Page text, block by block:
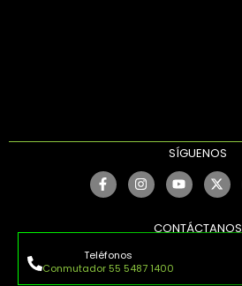
SÍGUENOS
CONTÁCTANOS
Teléfonos
Conmutador 55 5487 1400